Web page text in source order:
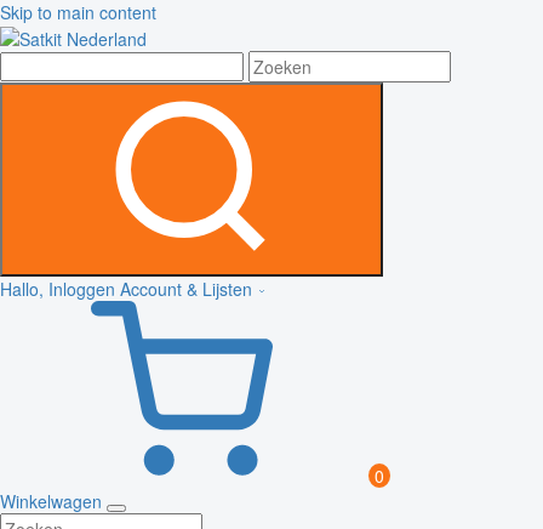
Skip to main content
Hallo, Inloggen Account & Lijsten
0
Winkelwagen